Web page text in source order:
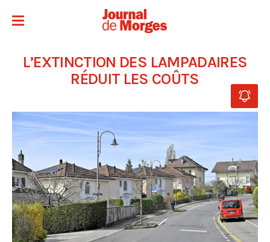
L’EXTINCTION DES LAMPADAIRES
RÉDUIT LES COÛTS